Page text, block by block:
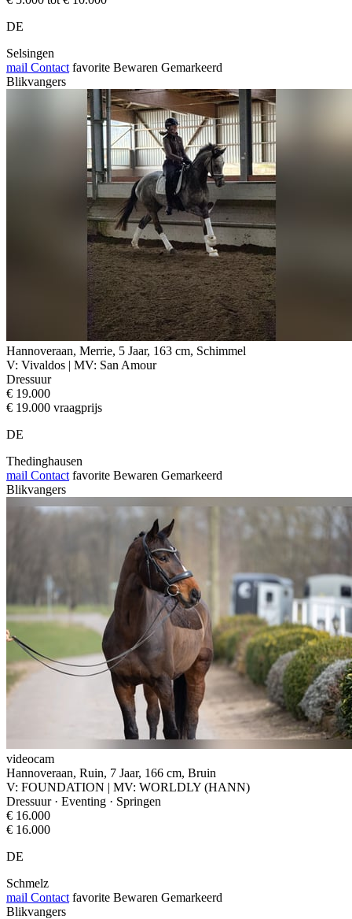
DE
Selsingen
mail Contact favorite Bewaren Gemarkeerd
Blikvangers
Hannoveraan, Merrie, 5 Jaar, 163 cm, Schimmel
V: Vivaldos | MV: San Amour
Dressuur
€ 19.000
€ 19.000 vraagprijs
DE
Thedinghausen
mail Contact favorite Bewaren Gemarkeerd
Blikvangers
videocam
Hannoveraan, Ruin, 7 Jaar, 166 cm, Bruin
V: FOUNDATION | MV: WORLDLY (HANN)
Dressuur · Eventing · Springen
€ 16.000
€ 16.000
DE
Schmelz
mail Contact favorite Bewaren Gemarkeerd
Blikvangers